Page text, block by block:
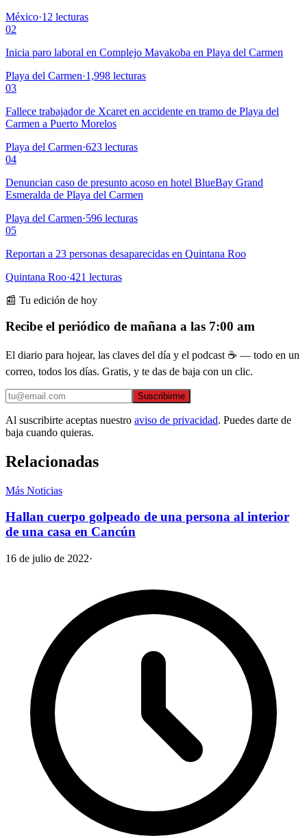
México·12 lecturas
02
Inicia paro laboral en Complejo Mayakoba en Playa del Carmen
Playa del Carmen·1,998 lecturas
03
Fallece trabajador de Xcaret en accidente en tramo de Playa del
Carmen a Puerto Morelos
Playa del Carmen·623 lecturas
04
Denuncian caso de presunto acoso en hotel BlueBay Grand
Esmeralda de Playa del Carmen
Playa del Carmen·596 lecturas
05
Reportan a 23 personas desaparecidas en Quintana Roo
Quintana Roo·421 lecturas
📰 Tu edición de hoy
Recibe el periódico de mañana a las 7:00 am
El diario para hojear, las claves del día y el podcast ☕ — todo en un
correo, todos los días. Gratis, y te das de baja con un clic.
Suscribirme
Al suscribirte aceptas nuestro aviso de privacidad. Puedes darte de
baja cuando quieras.
Relacionadas
Más Noticias
Hallan cuerpo golpeado de una persona al interior
de una casa en Cancún
16 de julio de 2022·